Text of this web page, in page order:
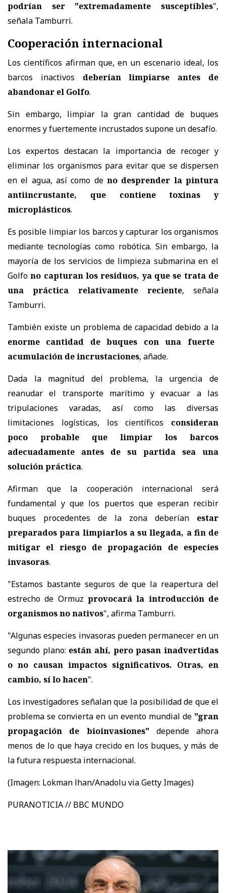
podrían ser "extremadamente susceptibles",
señala Tamburri.
Cooperación internacional
Los científicos afirman que, en un escenario ideal, los
barcos inactivos deberían limpiarse antes de
abandonar el Golfo.
Sin embargo, limpiar la gran cantidad de buques
enormes y fuertemente incrustados supone un desafío.
Los expertos destacan la importancia de recoger y
eliminar los organismos para evitar que se dispersen
en el agua, así como de no desprender la pintura
antiincrustante, que contiene toxinas y
microplásticos.
Es posible limpiar los barcos y capturar los organismos
mediante tecnologías como robótica. Sin embargo, la
mayoría de los servicios de limpieza submarina en el
Golfono capturan los residuos, ya que se trata de
una práctica relativamente reciente, señala
Tamburri.
También existe un problema de capacidad debido a la
enorme cantidad de buques con una fuerte
acumulación de incrustaciones, añade.
Dada la magnitud del problema, la urgencia de
reanudar el transporte marítimo y evacuar a las
tripulaciones varadas, así como las diversas
limitaciones logísticas, los científicos consideran
poco probable que limpiar los barcos
adecuadamente antes de su partida sea una
solución práctica.
Afirman que la cooperación internacional será
fundamental y que los puertos que esperan recibir
buques procedentes de la zona deberían estar
preparados para limpiarlos a su llegada, a fin de
mitigar el riesgo de propagación de especies
invasoras.
"Estamos bastante seguros de que la reapertura del
estrecho de Ormuz provocará la introducción de
organismos no nativos", afirma Tamburri.
"Algunas especies invasoras pueden permanecer en un
segundo plano: están ahí, pero pasan inadvertidas
o no causan impactos significativos. Otras, en
cambio, sí lo hacen".
Los investigadores señalan que la posibilidad de que el
problema se convierta en un evento mundial de "gran
propagación de bioinvasiones" depende ahora
menos de lo que haya crecido en los buques, y más de
la futura respuesta internacional.
(Imagen: Lokman lhan/Anadolu via Getty Images)
PURANOTICIA // BBC MUNDO